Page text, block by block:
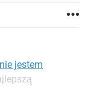
jestem